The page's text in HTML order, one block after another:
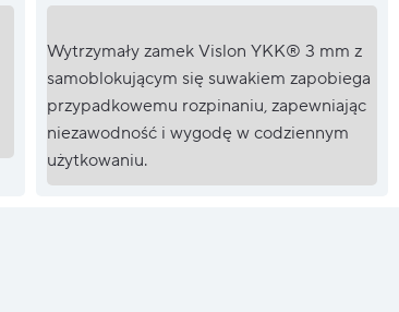
Wytrzymały zamek Vislon YKK® 3 mm z
samoblokującym się suwakiem zapobiega
przypadkowemu rozpinaniu, zapewniając
niezawodność i wygodę w codziennym
użytkowaniu.